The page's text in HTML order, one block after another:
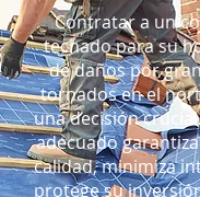
Contratar a un
techado para su
de daños por
tornados en el
una decisión
adecuado
calidad, minimiza
protege su